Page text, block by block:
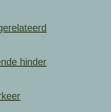
hinder